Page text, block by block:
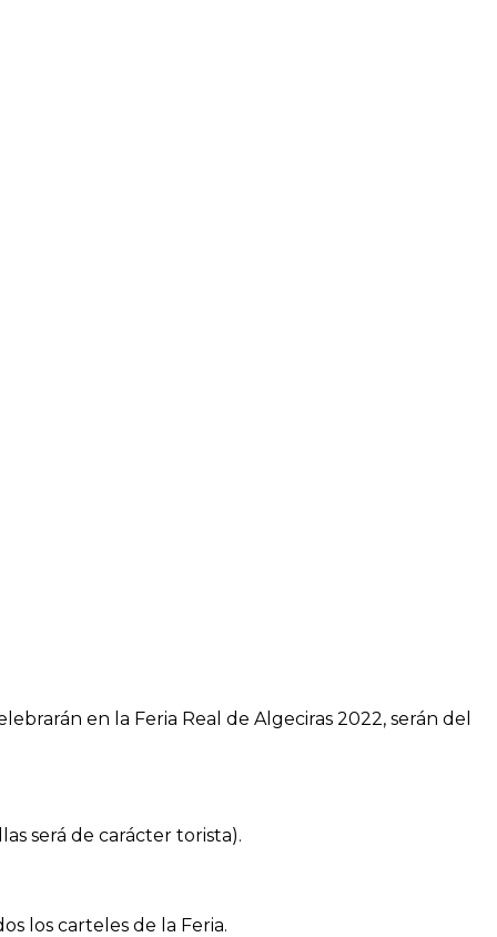
en la Feria Real de Algeciras 2022, serán del
será de carácter torista).
los carteles de la Feria.